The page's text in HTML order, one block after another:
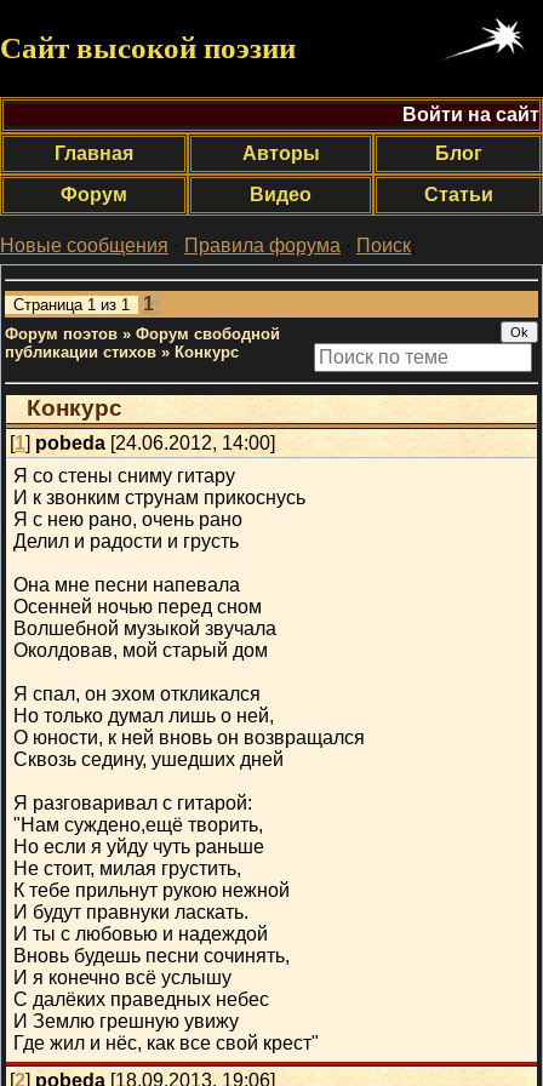
Сайт высокой поэзии
Войти на сайт
Главная
Авторы
Блог
Форум
Видео Статьи
Новые сообщения · Правила форума · Поиск;
Страница 1 из 1 1
Форум поэтов » Форум свободной
публикации стихов » Конкурс
Конкурс
[1] pobeda [24.06.2012, 14:00]
Я со стены сниму гитару
И к звонким струнам прикоснусь
Я с нею рано, очень рано
Делил и радости и грусть
Она мне песни напевала
Осенней ночью перед сном
Волшебной музыкой звучала
Околдовав, мой старый дом
Я спал, он эхом откликался
Но только думал лишь о ней,
О юности, к ней вновь он возвращался
Сквозь седину, ушедших дней
Я разговаривал с гитарой:
"Нам суждено,ещё творить,
Но если я уйду чуть раньше
Не стоит, милая грустить,
К тебе прильнут рукою нежной
И будут правнуки ласкать.
И ты с любовью и надеждой
Вновь будешь песни сочинять,
И я конечно всё услышу
С далёких праведных небес
И Землю грешную увижу
Где жил и нёс, как все свой крест"
[2] pobeda [18.09.2013, 19:06]